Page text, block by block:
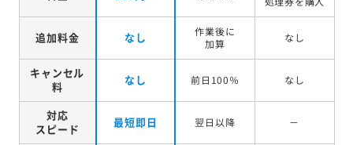
追加料金 なし
作業後に
加算
なし
キャンセル
料
なし 前日100％ なし
対応
スピード
最短即日 翌日以降 －